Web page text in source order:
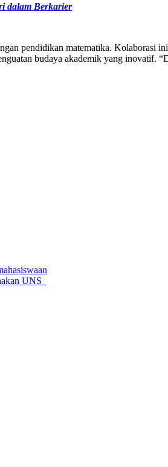
dalam Berkarier
pendidikan matematika. Kolaborasi
budaya akademik yang
UNS